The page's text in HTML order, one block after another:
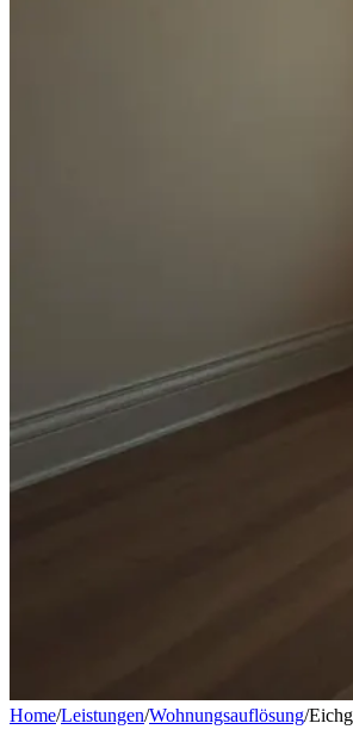
Home/Leistungen/Wohnungsauflösung/